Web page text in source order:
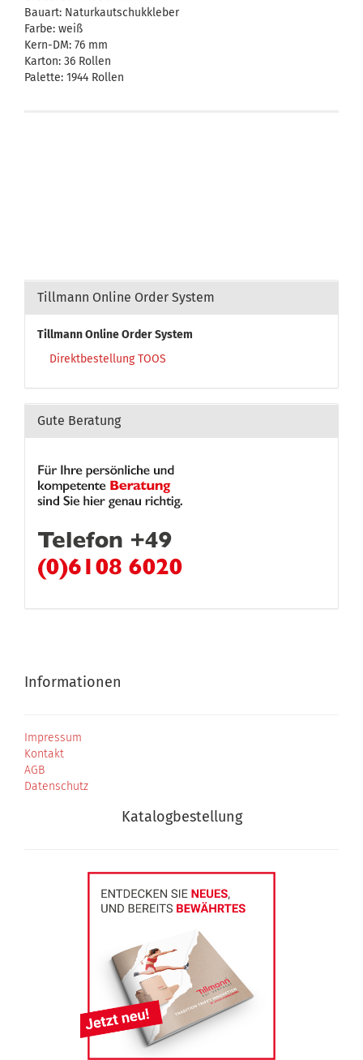
Bauart: Naturkautschukkleber
Farbe: weiß
Kern-DM: 76 mm
Karton: 36 Rollen
Palette: 1944 Rollen
Tillmann Online Order System
Tillmann Online Order System
Direktbestellung TOOS
Gute Beratung
Informationen
Impressum
Kontakt
AGB
Datenschutz
Katalogbestellung